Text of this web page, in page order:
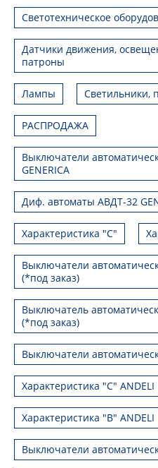
Светотехническое
Датчики движения,
патроны
Лампы Светильники,
РАСПРОДАЖА
Выключатели
GENERICA
Диф. автоматы АВДТ-32
Характеристика "С"
Выключатели
(*под заказ)
Выключатель
(*под заказ)
Выключатели
Характеристика "C" ANDELI
Характеристика "B" ANDELI
Выключатели